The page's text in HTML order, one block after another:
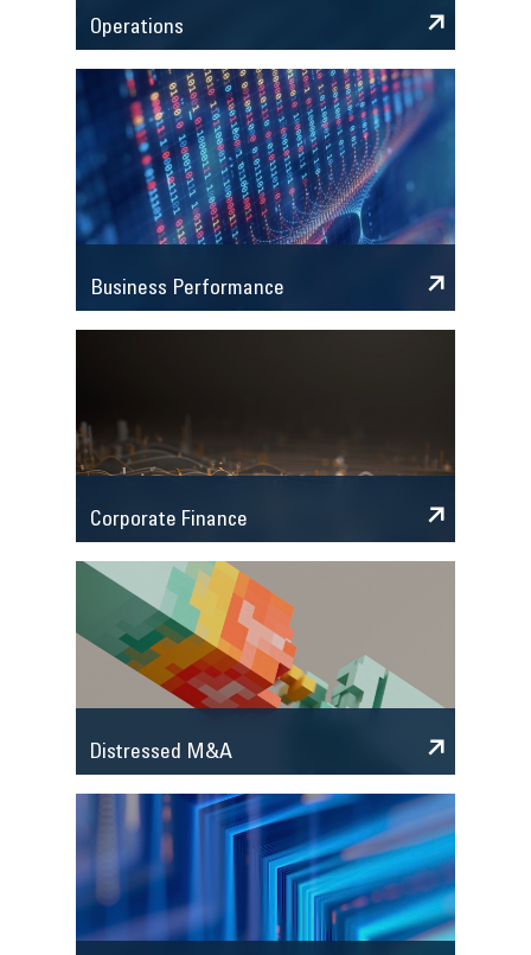
Operations
Business Performance
Corporate Finance
Distressed M&A